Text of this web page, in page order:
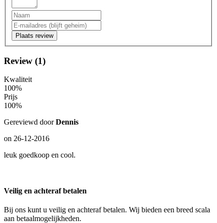
Plaats review
Review (1)
Kwaliteit
100%
Prijs
100%
Gereviewd door Dennis
on 26-12-2016
leuk goedkoop en cool.
Veilig en achteraf betalen
Bij ons kunt u veilig en achteraf betalen. Wij bieden een breed scala
aan betaalmogelijkheden.